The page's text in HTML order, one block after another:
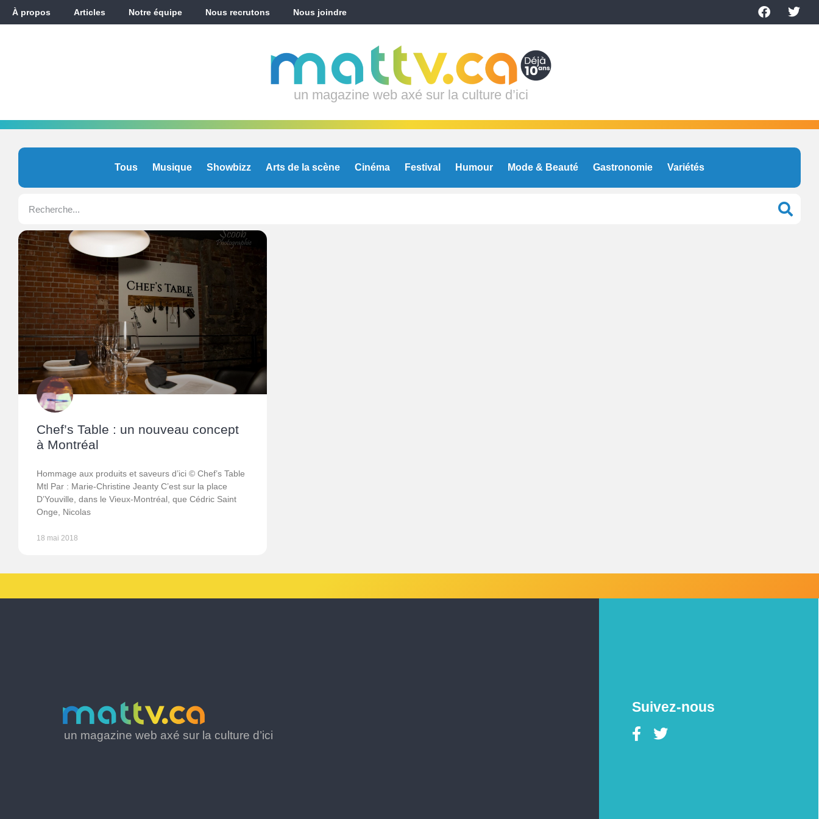
À propos Articles Notre équipe Nous recrutons Nous joindre
un magazine web axé sur la culture d’ici
Tous Musique Showbizz Arts de la scène Cinéma Festival Humour Mode & Beauté Gastronomie Variétés
Chef’s Table : un nouveau concept
à Montréal
Hommage aux produits et saveurs d’ici © Chef’s Table
Mtl Par : Marie-Christine Jeanty C’est sur la place
D’Youville, dans le Vieux-Montréal, que Cédric Saint
Onge, Nicolas
18 mai 2018
un magazine web axé sur la culture d’ici
Suivez-nous